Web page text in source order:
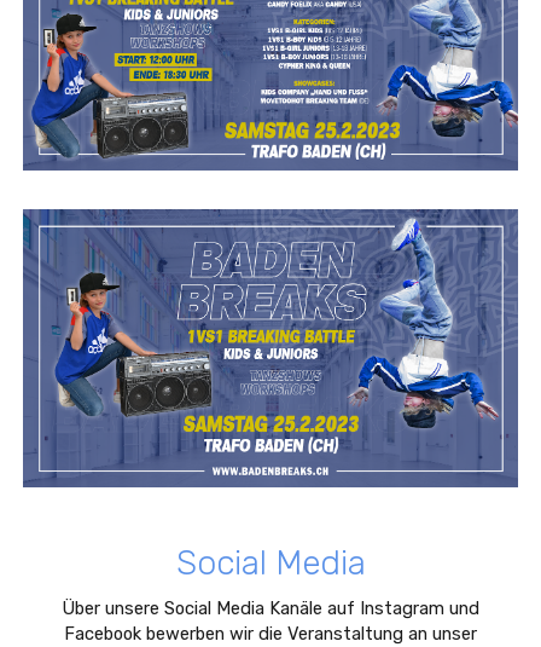
Social Media
Über unsere Social Media Kanäle auf Instagram und
Facebook bewerben wir die Veranstaltung an unser